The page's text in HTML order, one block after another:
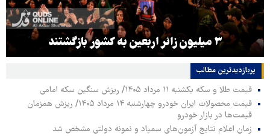
۳ میلیون زائر اربعین به کشور بازگشتند
پربازدیدترین‌ مطالب
قیمت طلا و سکه یکشنبه ۱۱ مرداد ۱۴۰۵/ ریزش سنگین سکه امامی
قیمت محصولات ایران خودرو چهارشنبه ۱۴ مرداد ۱۴۰۵/ ریزش همزمان
قیمت‌ها در بازار خودرو
زمان اعلام نتایج آزمون‌های سمپاد و نمونه دولتی مشخص شد